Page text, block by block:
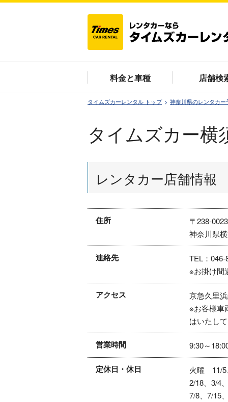
料金と車種 店舗検
タイムズカーレンタル トップ 神奈川県のレンタカー
タイムズカー横
レンタカー店舗情報
住所
〒238-0023
神奈川県
連絡先
TEL：046-
※お掛け間
アクセス
京急久里
※お客様車
はいたし
営業時間 9:30～
定休日・休日
火曜 11/5
2/18、3/4
7/8、7/15